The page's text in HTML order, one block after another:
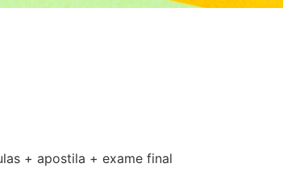
+ apostila + exame final